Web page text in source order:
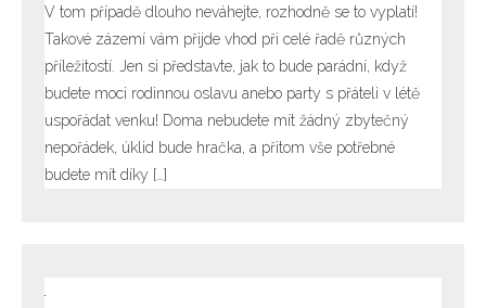
V tom případě dlouho neváhejte, rozhodně se to vyplatí!
Takové zázemí vám přijde vhod při celé řadě různých
příležitostí. Jen si představte, jak to bude parádní, když
budete moci rodinnou oslavu anebo party s přáteli v létě
uspořádat venku! Doma nebudete mít žádný zbytečný
nepořádek, úklid bude hračka, a přitom vše potřebné
budete mít díky […]